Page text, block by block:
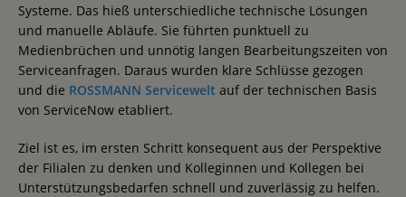
Systeme. Das hieß unterschiedliche technische Lösungen
und manuelle Abläufe. Sie führten punktuell zu
Medienbrüchen und unnötig langen Bearbeitungszeiten von
Serviceanfragen. Daraus wurden klare Schlüsse gezogen
und die ROSSMANN Servicewelt auf der technischen Basis
von ServiceNow etabliert.
Ziel ist es, im ersten Schritt konsequent aus der Perspektive
der Filialen zu denken und Kolleginnen und Kollegen bei
Unterstützungsbedarfen schnell und zuverlässig zu helfen.